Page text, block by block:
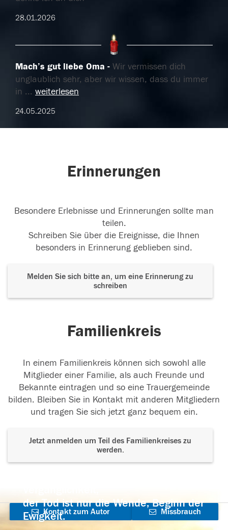
28.01.2026
Mach’s gut liebe Oma
Wir vermissen dich
unglaublich sehr, aber wir wissen, dass du immer
in ... weiterlesen
24.05.2025
Erinnerungen
Besondere Erlebnisse und Erinnerungen sollte man
teilen.
Schreiben Sie über die Ereignisse, die Ihnen
besonders in Erinnerung geblieben sind.
Melden Sie sich bitte an, um eine Erinnerung zu
schreiben
Familienkreis
In einem Familienkreis können sich sowohl alle
Mitglieder einer Familie, als auch Freunde und
Bekannte eintragen und so eine Trauergemeinde
bilden. Bleiben Sie in Kontakt mit anderen Mitgliedern
und tragen Sie sich jetzt ganz bequem ein.
Jetzt anmelden um Teil des Familienkreises zu
werden.
der Tod ist nur die Wende, Beginn der
Ewigkeit.
Kontakt zum Autor
Missbrauch